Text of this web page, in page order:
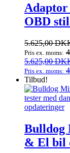
OBD
5.625,00
Pris ex. moms:
5.625,00
Pris ex. moms:
Tilbud!
& El bil